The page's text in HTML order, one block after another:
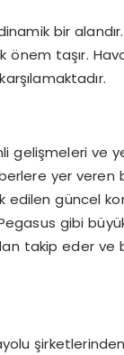
bir
taşır. Hava
ve
yer
edilen güncel
gibi
takip eder ve